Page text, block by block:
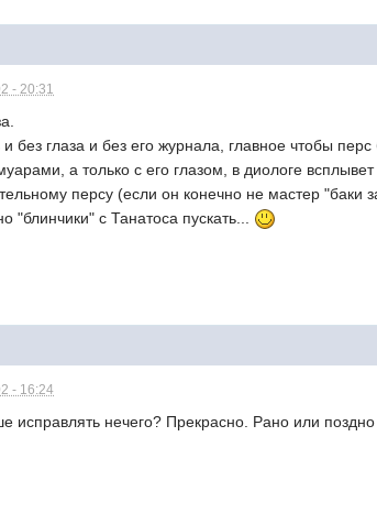
- 20:31
без глаза и без его журнала, главное чтобы
а только с его глазом, в диологе
персу (если он конечно не мастер "баки
"блинчики" с Танатоса пускать...
- 16:24
исправлять нечего? Прекрасно. Рано или